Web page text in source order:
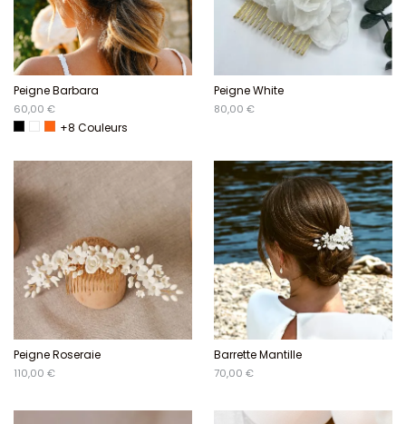
Peigne Barbara
60,00 €
NoirBlancOrange
+8 Couleurs
Peigne White
80,00 €
Peigne Roseraie
110,00 €
Barrette Mantille
70,00 €